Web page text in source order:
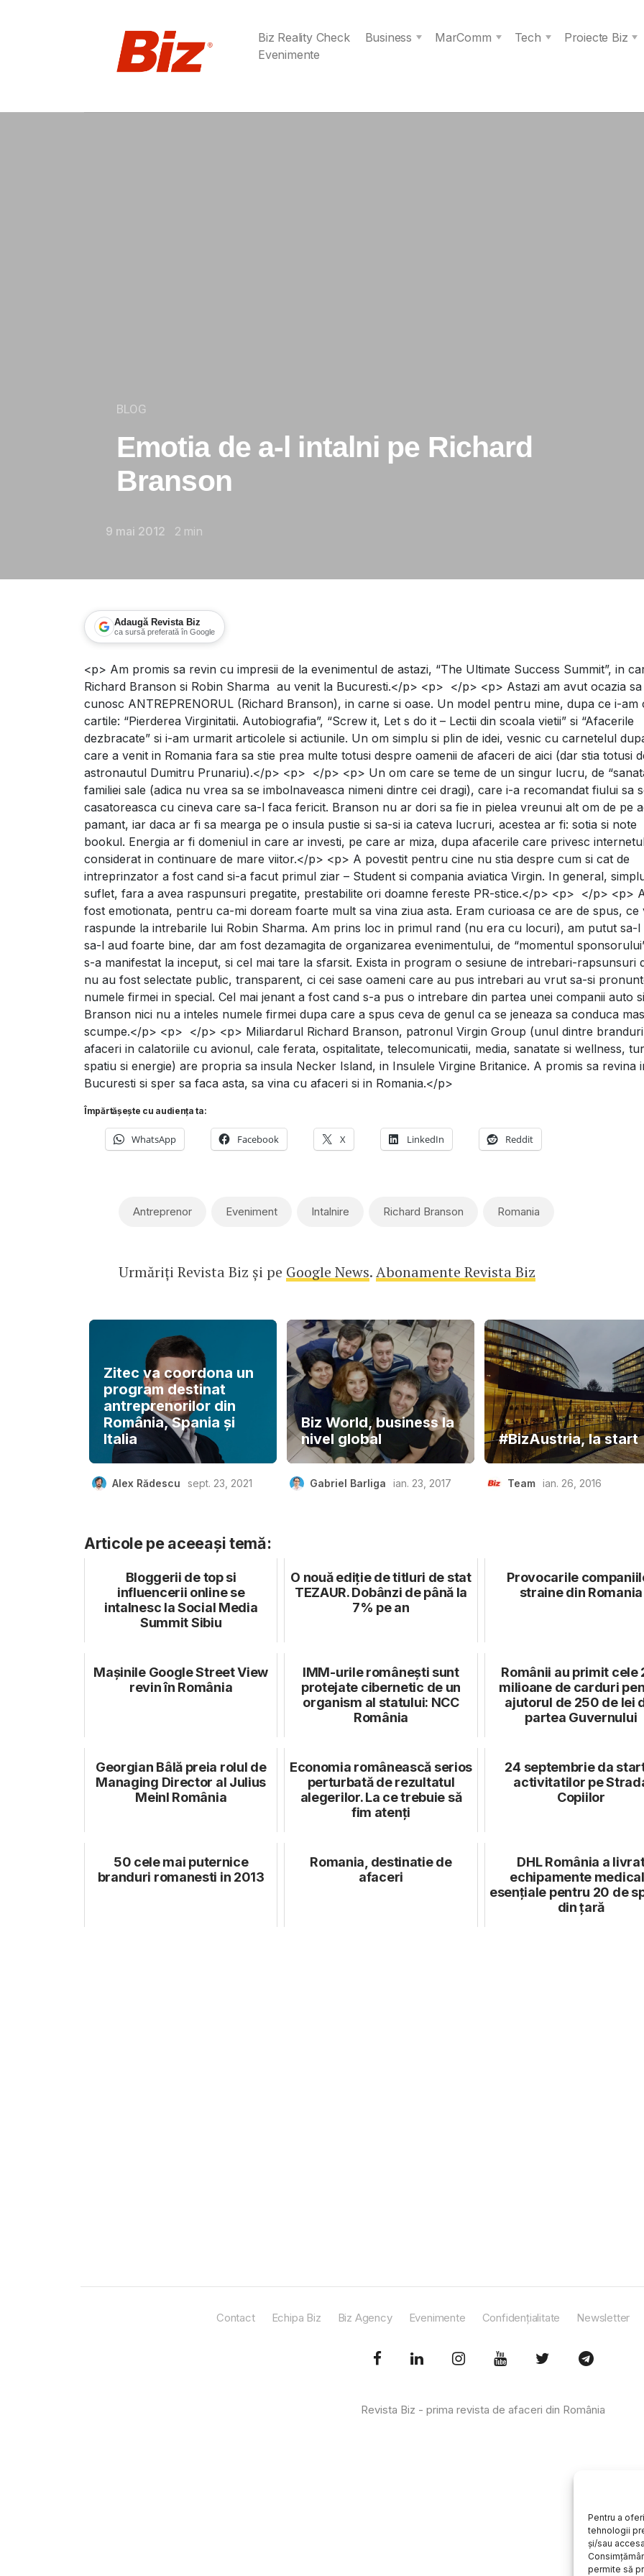
Pentru a
tehnologii
și/sau
permite să
Biz Reality Check Business MarComm Tech
Proiecte Biz
Evenimente
BLOG
Emotia de a-l intalni pe Richard
Branson
9 mai 2012 2 min
Adaugă Revista Biz
ca sursă preferată în Google
Emotia de a-l intalni pe Richard Branson
<p> Am promis sa revin cu impresii de la evenimentul de astazi, “The Ultimate Success Summit”, in
Richard Branson si Robin Sharma au venit la Bucuresti.</p> <p> </p> <p> Astazi am avut ocazia sa
cunosc ANTREPRENORUL (Richard Branson), in carne si oase. Un model pentru mine, dupa ce i-am
cartile: “Pierderea Virginitatii. Autobiografia”, “Screw it, Let s do it – Lectii din scoala vietii” si “Afacerile
dezbracate” si i-am urmarit articolele si actiunile. Un om simplu si plin de idei, vesnic cu carnetelul
care a venit in Romania fara sa stie prea multe totusi despre oamenii de afaceri de aici (dar stia totusi
astronautul Dumitru Prunariu).</p> <p> </p> <p> Un om care se teme de un singur lucru, de
familiei sale (adica nu vrea sa se imbolnaveasca nimeni dintre cei dragi), care i-a recomandat fiului sa
casatoreasca cu cineva care sa-l faca fericit. Branson nu ar dori sa fie in pielea vreunui alt om de pe
pamant, iar daca ar fi sa mearga pe o insula pustie si sa-si ia cateva lucruri, acestea ar fi: sotia si note
bookul. Energia ar fi domeniul in care ar investi, pe care ar miza, dupa afacerile care privesc
considerat in continuare de mare viitor.</p> <p> A povestit pentru cine nu stia despre cum si cat de
intreprinzator a fost cand si-a facut primul ziar – Student si compania aviatica Virgin. In general,
suflet, fara a avea raspunsuri pregatite, prestabilite ori doamne fereste PR-stice.</p> <p> </p> <p>
fost emotionata, pentru ca-mi doream foarte mult sa vina ziua asta. Eram curioasa ce are de spus, ce
raspunde la intrebarile lui Robin Sharma. Am prins loc in primul rand (nu era cu locuri), am putut sa-l
sa-l aud foarte bine, dar am fost dezamagita de organizarea evenimentului, de “momentul
s-a manifestat la inceput, si cel mai tare la sfarsit. Exista in program o sesiune de intrebari-rapsunsuri
nu au fost selectate public, transparent, ci cei sase oameni care au pus intrebari au vrut sa-si
numele firmei in special. Cel mai jenant a fost cand s-a pus o intrebare din partea unei companii auto si
Branson nici nu a inteles numele firmei dupa care a spus ceva de genul ca se jeneaza sa conduca
scumpe.</p> <p> </p> <p> Miliardarul Richard Branson, patronul Virgin Group (unul dintre
afaceri in calatoriile cu avionul, cale ferata, ospitalitate, telecomunicatii, media, sanatate si wellness,
spatiu si energie) are propria sa insula Necker Island, in Insulele Virgine Britanice. A promis sa revina
Bucuresti si sper sa faca asta, sa vina cu afaceri si in Romania.</p>
Împărtășește cu audiența ta:
WhatsApp Facebook X LinkedIn Reddit
Antreprenor Eveniment Intalnire Richard Branson Romania
Urmăriți Revista Biz și pe Google News.Abonamente Revista Biz
Zitec va coordona un
program destinat
antreprenorilor din
România, Spania și
Italia
Alex Rădescu sept. 23, 2021
Biz World, business la
nivel global
Gabriel Barliga ian. 23, 2017
#BizAustria, la start
Team ian. 26, 2016
Articole pe aceeași temă:
Bloggerii de top si
influencerii online se
intalnesc la Social Media
Summit Sibiu
O nouă ediție de titluri de stat
TEZAUR. Dobânzi de până la
7% pe an
Provocarile
straine din Romania
Mașinile Google Street View
revin în România
IMM-urile românești sunt
protejate cibernetic de un
organism al statului: NCC
România
Românii au primit cele
milioane de carduri
ajutorul de 250 de lei
partea Guvernului
Georgian Bâlă preia rolul de
Managing Director al Julius
Meinl România
Economia românească serios
perturbată de rezultatul
alegerilor. La ce trebuie să
fim atenți
24 septembrie da
activitatilor pe
Copiilor
50 cele mai puternice
branduri romanesti in 2013
Romania, destinatie de
afaceri
DHL România a
echipamente
esențiale pentru 20 de
din țară
Contact Echipa Biz Biz Agency Evenimente Confidențialitate Newsletter
Revista Biz - prima revista de afaceri din România